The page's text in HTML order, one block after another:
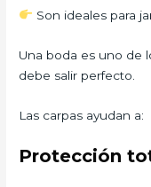
Son ideales para
Una boda es uno de
debe salir perfecto.
Las carpas ayudan a:
Protección